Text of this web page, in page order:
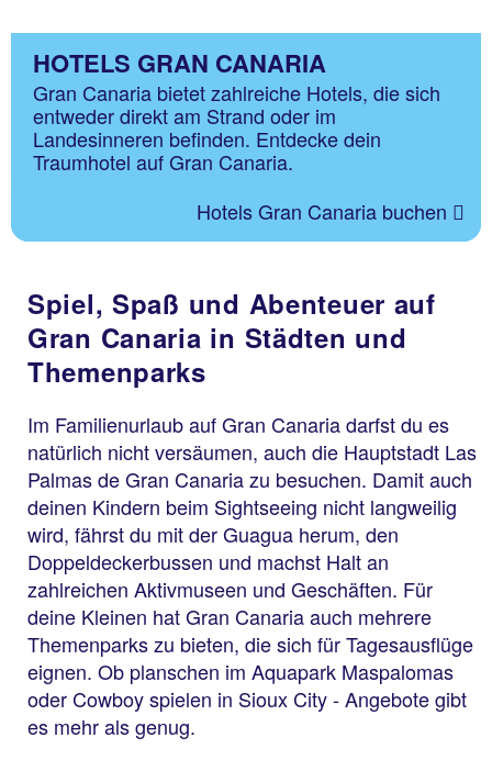
HOTELS GRAN CANARIA
Gran Canaria bietet zahlreiche Hotels, die sich
entweder direkt am Strand oder im
Landesinneren befinden. Entdecke dein
Traumhotel auf Gran Canaria.
Hotels Gran Canaria buchen
Spiel, Spaß und Abenteuer auf
Gran Canaria in Städten und
Themenparks
Im Familienurlaub auf Gran Canaria darfst du es
natürlich nicht versäumen, auch die Hauptstadt Las
Palmas de Gran Canaria zu besuchen. Damit auch
deinen Kindern beim Sightseeing nicht langweilig
wird, fährst du mit der Guagua herum, den
Doppeldeckerbussen und machst Halt an
zahlreichen Aktivmuseen und Geschäften. Für
deine Kleinen hat Gran Canaria auch mehrere
Themenparks zu bieten, die sich für Tagesausflüge
eignen. Ob planschen im Aquapark Maspalomas
oder Cowboy spielen in Sioux City - Angebote gibt
es mehr als genug.